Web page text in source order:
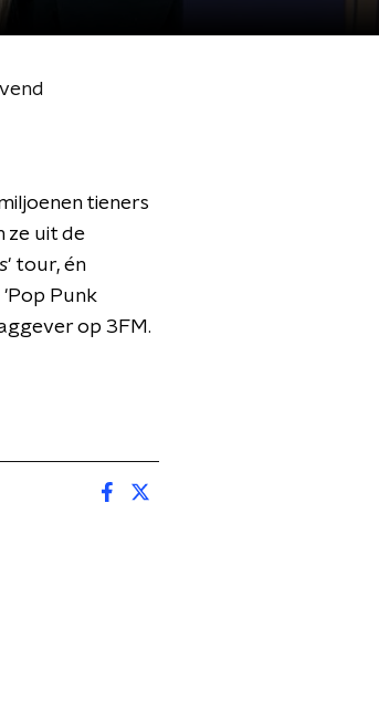
tieners
ze uit de
' tour, én
'Pop Punk
op 3FM.